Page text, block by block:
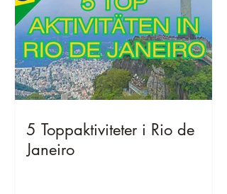
5 Toppaktiviteter i Rio de
Janeiro